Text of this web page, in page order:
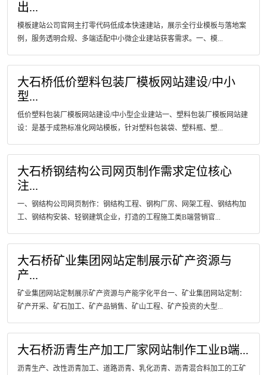
出...
模板建站公司官网主打零代码低成本快速建站，展示全行业模板与落地案
例，服务透明合规、多端适配中小微企业建站获客需求。一、模...
大石桥低价塑料包装厂模板网站建设/中小
型...
低价塑料包装厂模板网站建设/中小型企业建站一、塑料包装厂模板网站建
设：是基于成熟标准化网站模板，针对塑料包装袋、塑料瓶、塑...
大石桥钢结构公司网页制作需求定位核心
注...
一、钢结构公司网页制作：钢结构工程、钢构厂房、网架工程、钢结构加
工、钢结构安装、轻钢建筑企业，打造的工程施工类B端营销官...
大石桥矿业集团网站定制展示矿产资源与
产...
矿业集团网站定制展示矿产资源与产能字化平台一、矿业集团网站定制：
矿产开采、矿石加工、矿产品销售、矿山工程、矿产投资的大型...
大石桥沥青生产加工厂家网站制作工业B端...
沥青生产、改性沥青加工、道路沥青、乳化沥青、沥青混合料加工的工矿